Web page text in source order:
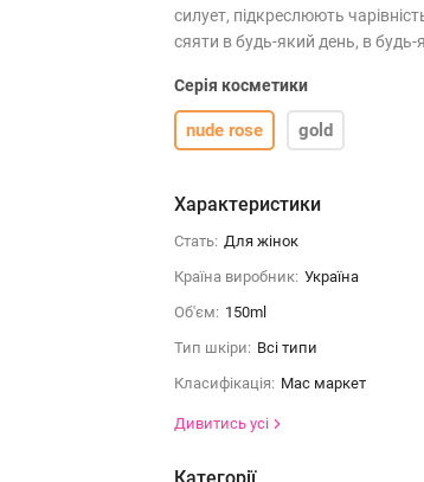
силует, підкреслюють
сяяти в будь-який день, в будь-
Серія косметики
nude rose gold
Характеристики
Стать: Для жінок
Країна виробник: Україна
Об'єм: 150ml
Тип шкіри: Всі типи
Класифікація: Мас маркет
Дивитись усі